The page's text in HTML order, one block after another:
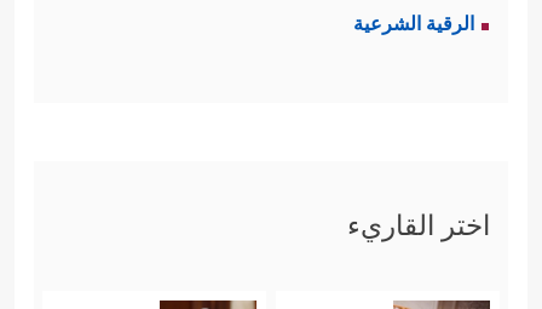
الرقية الشرعية
اختر القاريء